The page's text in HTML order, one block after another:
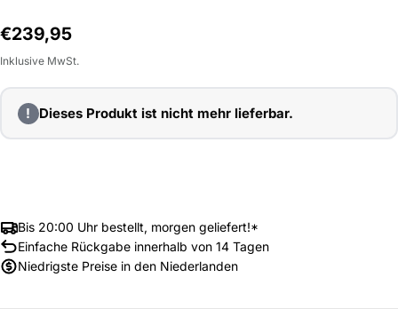
Normalpreis
€239,95
Inklusive MwSt.
! Dieses Produkt ist nicht mehr lieferbar.
Bis 20:00 Uhr bestellt, morgen geliefert!*
Einfache Rückgabe innerhalb von 14 Tagen
Niedrigste Preise in den Niederlanden